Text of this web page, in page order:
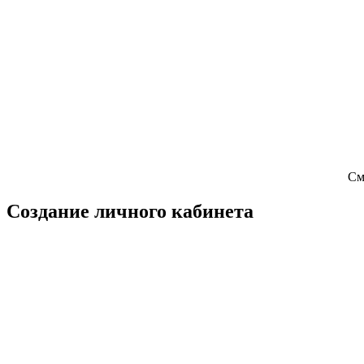
Создание личного кабинета